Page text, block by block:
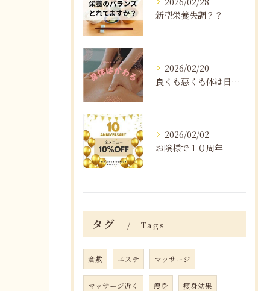
新型栄養失調？？
2026/02/20
良くも悪くも体は日々変化する
2026/02/02
お陰様で１０周年
タグ Tags
倉敷 エステ マッサージ
マッサージ近く 瘦身 瘦身効果